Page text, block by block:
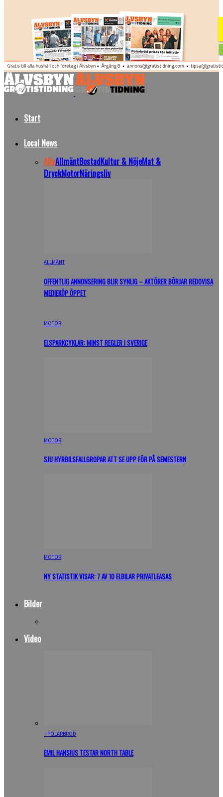
Start
Local News
AllaAllmäntBostadKultur & NöjeMat &
DryckMotorNäringsliv
ALLMÄNT
OFFENTLIG ANNONSERING BLIR SYNLIG – AKTÖRER BÖRJAR REDOVISA
MEDIEKÖP ÖPPET
MOTOR
ELSPARKCYKLAR: MINST REGLER I SVERIGE
MOTOR
SJU HYRBILSFALLGROPAR ATT SE UPP FÖR PÅ SEMESTERN
MOTOR
NY STATISTIK VISAR: 7 AV 10 ELBILAR PRIVATLEASAS
Bilder
Video
– POLARBRÖD
EMIL HANSIUS TESTAR NORTH TABLE